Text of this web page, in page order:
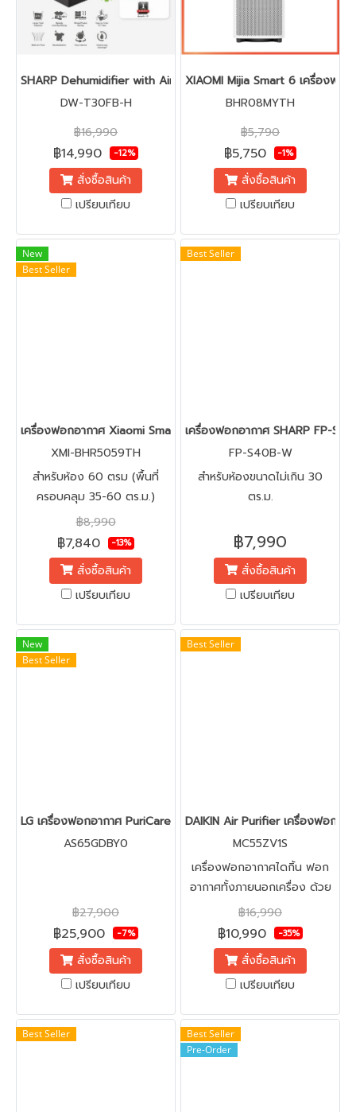
SHARP Dehumidifier with Air Purifier Model DW-T30FB-H
DW-T30FB-H
฿16,990
฿14,990 -12%
สั่งซื้อสินค้า
เปรียบเทียบ
XIAOMI Mijia Smart 6 เครื่องฟอ
BHR08MYTH
฿5,790
฿5,750 -1%
สั่งซื้อสินค้า
เปรียบเทียบ
New
Best Seller
เครื่องฟอกอากาศ Xiaomi Smart Air Purifier 4 Pro รุ่น XMI-
XMI-BHR5059TH
สำหรับห้อง 60 ตรม (พื้นที่
ครอบคลุม 35-60 ตร.ม.)
฿8,990
฿7,840 -13%
สั่งซื้อสินค้า
เปรียบเทียบ
Best Seller
เครื่องฟอกอากาศ SHARP FP-
FP-S40B-W
สำหรับห้องขนาดไม่เกิน 30
ตร.ม.
฿7,990
สั่งซื้อสินค้า
เปรียบเทียบ
New
Best Seller
LG เครื่องฟอกอากาศ PuriCare 360 61 ตร.ม รุ่น AS65GDBY0 พร้
AS65GDBY0
฿27,900
฿25,900 -7%
สั่งซื้อสินค้า
เปรียบเทียบ
Best Seller
DAIKIN Air Purifier เครื่องฟอกอา
MC55ZV1S
เครื่องฟอกอากาศไดกิ้น ฟอก
อากาศทั้งภายนอกเครื่อง ด้วย
เทคโนโลยีปล่อยประจุ Active
Plasma Ion ซึ่งมีความเข้มข้น
ของประจุสูงถึง 25,000
ไอออนต่อลูกบาศก์เซนติเมตร
และฟอกอากาศภายในเครื่อง
แบคทีเรีย สารก่อภูมิแพ้ และ
กลิ่น พร้อมฟิลเตอร์ HEPA
฿16,990
฿10,990 -35%
สั่งซื้อสินค้า
เปรียบเทียบ
Best Seller
Best Seller
Pre-Order